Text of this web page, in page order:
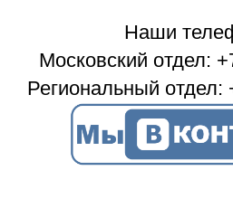
Наши
Московский отдел:
Региональный отдел: